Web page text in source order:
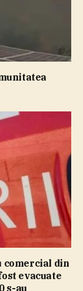
comercial din
evacuate
s-au